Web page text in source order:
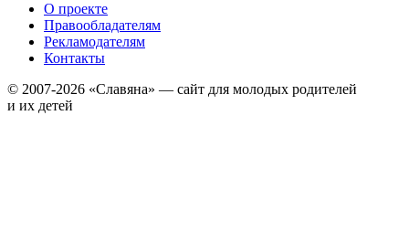
О проекте
Правообладателям
Рекламодателям
Контакты
© 2007-2026 «Славяна» — сайт для молодых родителей
и их детей